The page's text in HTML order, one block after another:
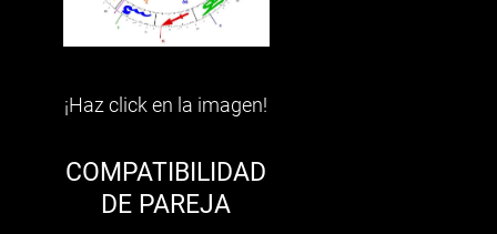
¡Haz click en la imagen!
COMPATIBILIDAD
DE PAREJA